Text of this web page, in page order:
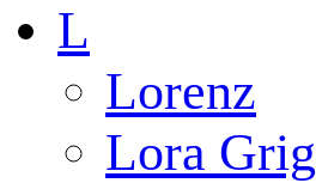
L
Lorenz
Lora Grig